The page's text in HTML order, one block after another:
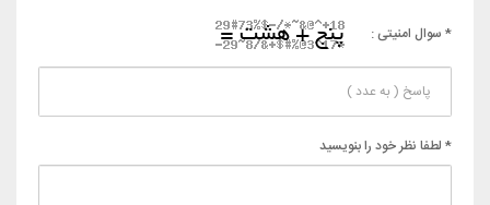
* سوال امنیتی :
* لطفا نظر خود را بنویسید